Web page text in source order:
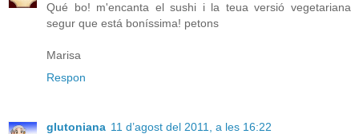
Qué bo! m'encanta el sushi i la teua versió vegetariana
segur que está boníssima! petons
Marisa
Respon
glutoniana 11 d’agost del 2011, a les 16:22